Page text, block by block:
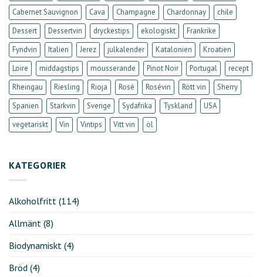
Cabernet Sauvignon
Cava Champagne Chardonnay
chile
Dessert
Dessertvin dryckestips ekologiskt
Frankrike
Fyndvin
Italien Jerez julkalender Katalonien
Kroatien
Loire
middagstips mousserande Pinot Noir Portugal
recept
Rheingau
Riesling Rioja Rosé Rosévin Rött vin
Sherry
Spanien
Starkvin Sverige Sydafrika Tyskland
USA
vegetariskt
Vin Vintips Vitt vin öl
KATEGORIER
Alkoholfritt (114)
Allmänt (8)
Biodynamiskt (4)
Bröd (4)